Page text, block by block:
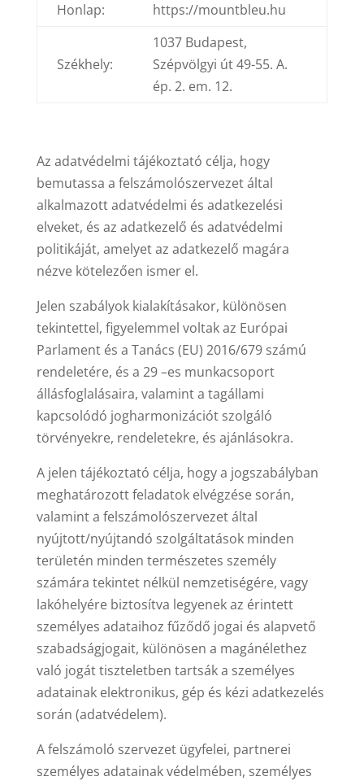
Honlap:
https://mountbleu.hu
Székhely:
1037 Budapest,
Szépvölgyi út 49-55. A.
ép. 2. em. 12.
Az adatvédelmi tájékoztató célja, hogy
bemutassa a felszámolószervezet által
alkalmazott adatvédelmi és adatkezelési
elveket, és az adatkezelő és adatvédelmi
politikáját, amelyet az adatkezelő magára
nézve kötelezően ismer el.
Jelen szabályok kialakításakor, különösen
tekintettel, figyelemmel voltak az Európai
Parlament és a Tanács (EU) 2016/679 számú
rendeletére, és a 29 –es munkacsoport
állásfoglalásaira, valamint a tagállami
kapcsolódó jogharmonizációt szolgáló
törvényekre, rendeletekre, és ajánlásokra.
A jelen tájékoztató célja, hogy a jogszabályban
meghatározott feladatok elvégzése során,
valamint a felszámolószervezet által
nyújtott/nyújtandó szolgáltatások minden
területén minden természetes személy
számára tekintet nélkül nemzetiségére, vagy
lakóhelyére biztosítva legyenek az érintett
személyes adataihoz fűződő jogai és alapvető
szabadságjogait, különösen a magánélethez
való jogát tiszteletben tartsák a személyes
adatainak elektronikus, gép és kézi adatkezelés
során (adatvédelem).
A felszámoló szervezet ügyfelei, partnerei
személyes adatainak védelmében, személyes